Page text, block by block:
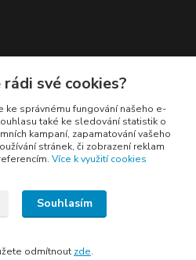
+420 737670415
rádi své cookies?
ke správnému fungování našeho e-
také ke sledování statistik o
kampaní, zapamatování vašeho
stránek, či zobrazení reklam
Více k využití cookies
Souhlasím
odmítnout zde.